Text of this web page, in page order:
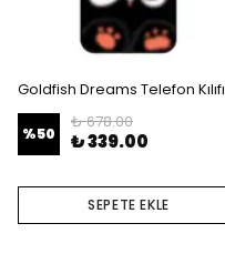
Goldfish Dreams Telefon Kılıfı
%50
₺ 678.00
₺ 339.00
SEPETE EKLE